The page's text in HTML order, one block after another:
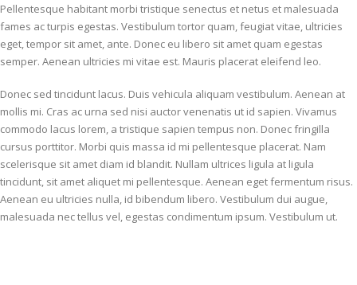
Pellentesque habitant morbi tristique senectus et netus et malesuada
fames ac turpis egestas. Vestibulum tortor quam, feugiat vitae, ultricies
eget, tempor sit amet, ante. Donec eu libero sit amet quam egestas
semper. Aenean ultricies mi vitae est. Mauris placerat eleifend leo.
Donec sed tincidunt lacus. Duis vehicula aliquam vestibulum. Aenean at
mollis mi. Cras ac urna sed nisi auctor venenatis ut id sapien. Vivamus
commodo lacus lorem, a tristique sapien tempus non. Donec fringilla
cursus porttitor. Morbi quis massa id mi pellentesque placerat. Nam
scelerisque sit amet diam id blandit. Nullam ultrices ligula at ligula
tincidunt, sit amet aliquet mi pellentesque. Aenean eget fermentum risus.
Aenean eu ultricies nulla, id bibendum libero. Vestibulum dui augue,
malesuada nec tellus vel, egestas condimentum ipsum. Vestibulum ut.